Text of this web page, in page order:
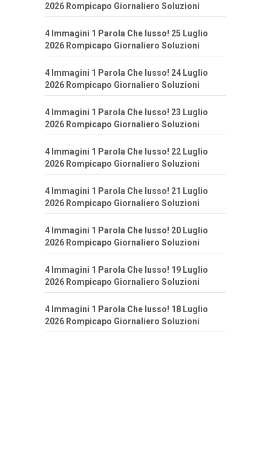
2026 Rompicapo Giornaliero Soluzioni
4 Immagini 1 Parola Che lusso! 25 Luglio
2026 Rompicapo Giornaliero Soluzioni
4 Immagini 1 Parola Che lusso! 24 Luglio
2026 Rompicapo Giornaliero Soluzioni
4 Immagini 1 Parola Che lusso! 23 Luglio
2026 Rompicapo Giornaliero Soluzioni
4 Immagini 1 Parola Che lusso! 22 Luglio
2026 Rompicapo Giornaliero Soluzioni
4 Immagini 1 Parola Che lusso! 21 Luglio
2026 Rompicapo Giornaliero Soluzioni
4 Immagini 1 Parola Che lusso! 20 Luglio
2026 Rompicapo Giornaliero Soluzioni
4 Immagini 1 Parola Che lusso! 19 Luglio
2026 Rompicapo Giornaliero Soluzioni
4 Immagini 1 Parola Che lusso! 18 Luglio
2026 Rompicapo Giornaliero Soluzioni